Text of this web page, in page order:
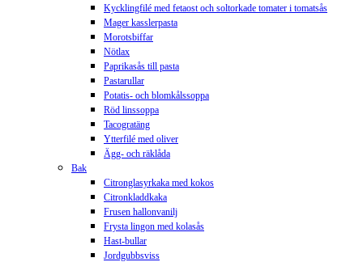
Kycklingfilé med fetaost och soltorkade tomater i tomatsås
Mager kasslerpasta
Morotsbiffar
Nötlax
Paprikasås till pasta
Pastarullar
Potatis- och blomkålssoppa
Röd linssoppa
Tacogratäng
Ytterfilé med oliver
Ägg- och räklåda
Bak
Citronglasyrkaka med kokos
Citronkladdkaka
Frusen hallonvanilj
Frysta lingon med kolasås
Hast-bullar
Jordgubbsviss